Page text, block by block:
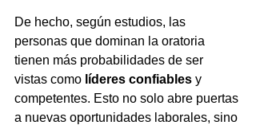
De hecho, según estudios, las
personas que dominan la oratoria
tienen más probabilidades de ser
vistas como líderes confiables y
competentes. Esto no solo abre puertas
a nuevas oportunidades laborales, sino